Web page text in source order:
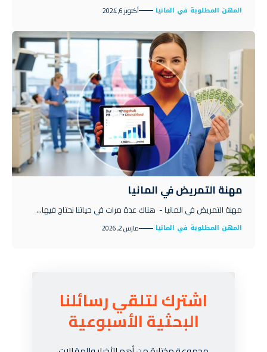
المهن المطلوبة في المانيا أكتوبر 6, 2024
مهنة التمريض في المانيا
مهنة التمريض في المانيا - هناك عدة مرات في حياتنا نحتاج فيها…
المهن المطلوبة في المانيا مارس 2, 2026
اشترك لتلقي رسائلنا
البحثية الأسبوعية